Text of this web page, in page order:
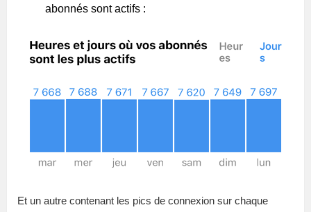
abonnés sont actifs :
Et un autre contenant les pics de connexion sur chaque